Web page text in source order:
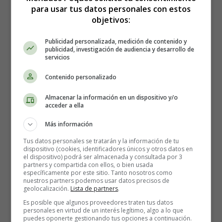
Nuestros días en el cole
Navegaremos en mares de letras
con pecesitos de algodón,
Construiremos castillos
de arena y de cartón,
donde viven las hadas
de nuestra imaginación.
Bajaremos la luna
y le dibujaremos lunares,
para usar tus datos personales con estos
objetivos:
Publicidad personalizada, medición de contenido y
publicidad, investigación de audiencia y desarrollo de
servicios
Contenido personalizado
Almacenar la información en un dispositivo y/o
acceder a ella
Más información
Tus datos personales se tratarán y la información de tu
dispositivo (cookies, identificadores únicos y otros datos en
el dispositivo) podrá ser almacenada y consultada por 3
partners y compartida con ellos, o bien usada
específicamente por este sitio. Tanto nosotros como
nuestros partners podemos usar datos precisos de
geolocalización. Lista de partners.
Es posible que algunos proveedores traten tus datos
personales en virtud de un interés legítimo, algo a lo que
puedes oponerte gestionando tus opciones a continuación.